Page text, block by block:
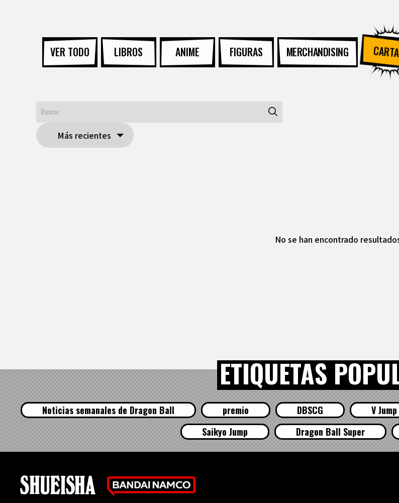
VER TODO LIBROS ANIME FIGURAS MERCHANDISING
Más recientes
No se han encontrado
ETIQUETAS
Noticias semanales de Dragon Ball premio DBSCG V Jump
Saikyo Jump
Dragon Ball Super